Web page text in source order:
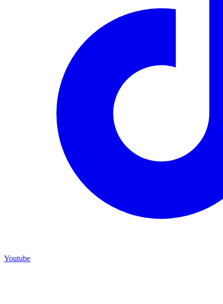
Youtube